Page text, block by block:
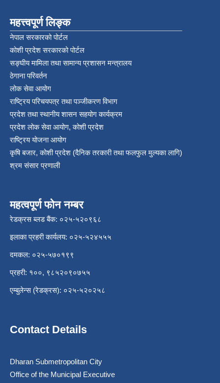
महत्त्वपूर्ण लिङ्क
नेपाल सरकारको पोर्टल
कोशी प्रदेश सरकारको पोर्टल
सङ्‍घीय मामिला तथा सामान्य प्रशासन मन्त्रालय
ठेगाना परिवर्तन
लोक सेवा आयोग
राष्ट्रिय परिचयपत्र तथा पञ्‍जीकरण विभाग
प्रदेश तथा स्थानीय शासन सहयोग कार्यक्रम
प्रदेश लोक सेवा आयोग, कोशी प्रदेश
राष्ट्रिय योजना आयोग
कृषि बजार, कोशी प्रदेश (दैनिक तरकारी तथा फलफुल मुल्यका लागि)
श्रम संसार प्रणाली
महत्वपूर्ण फोन नम्बर
रेडक्रस ब्लड बैंक: ०२५-५२०९६८
इलाका प्रहरी कार्यलय: ०२५-५२४५५५
दमकल: ०२५-५७०१९९
प्रहरी: १००, ९८५२०९०७५५
एम्बुलेन्स (रेडक्रस): ०२५-५२०२५८
Contact Details
Dharan Submetropolitan City
Office of the Municipal Executive